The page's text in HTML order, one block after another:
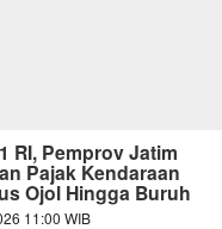
RI, Pemprov Jatim
Pajak Kendaraan
Ojol Hingga Buruh
11:00 WIB